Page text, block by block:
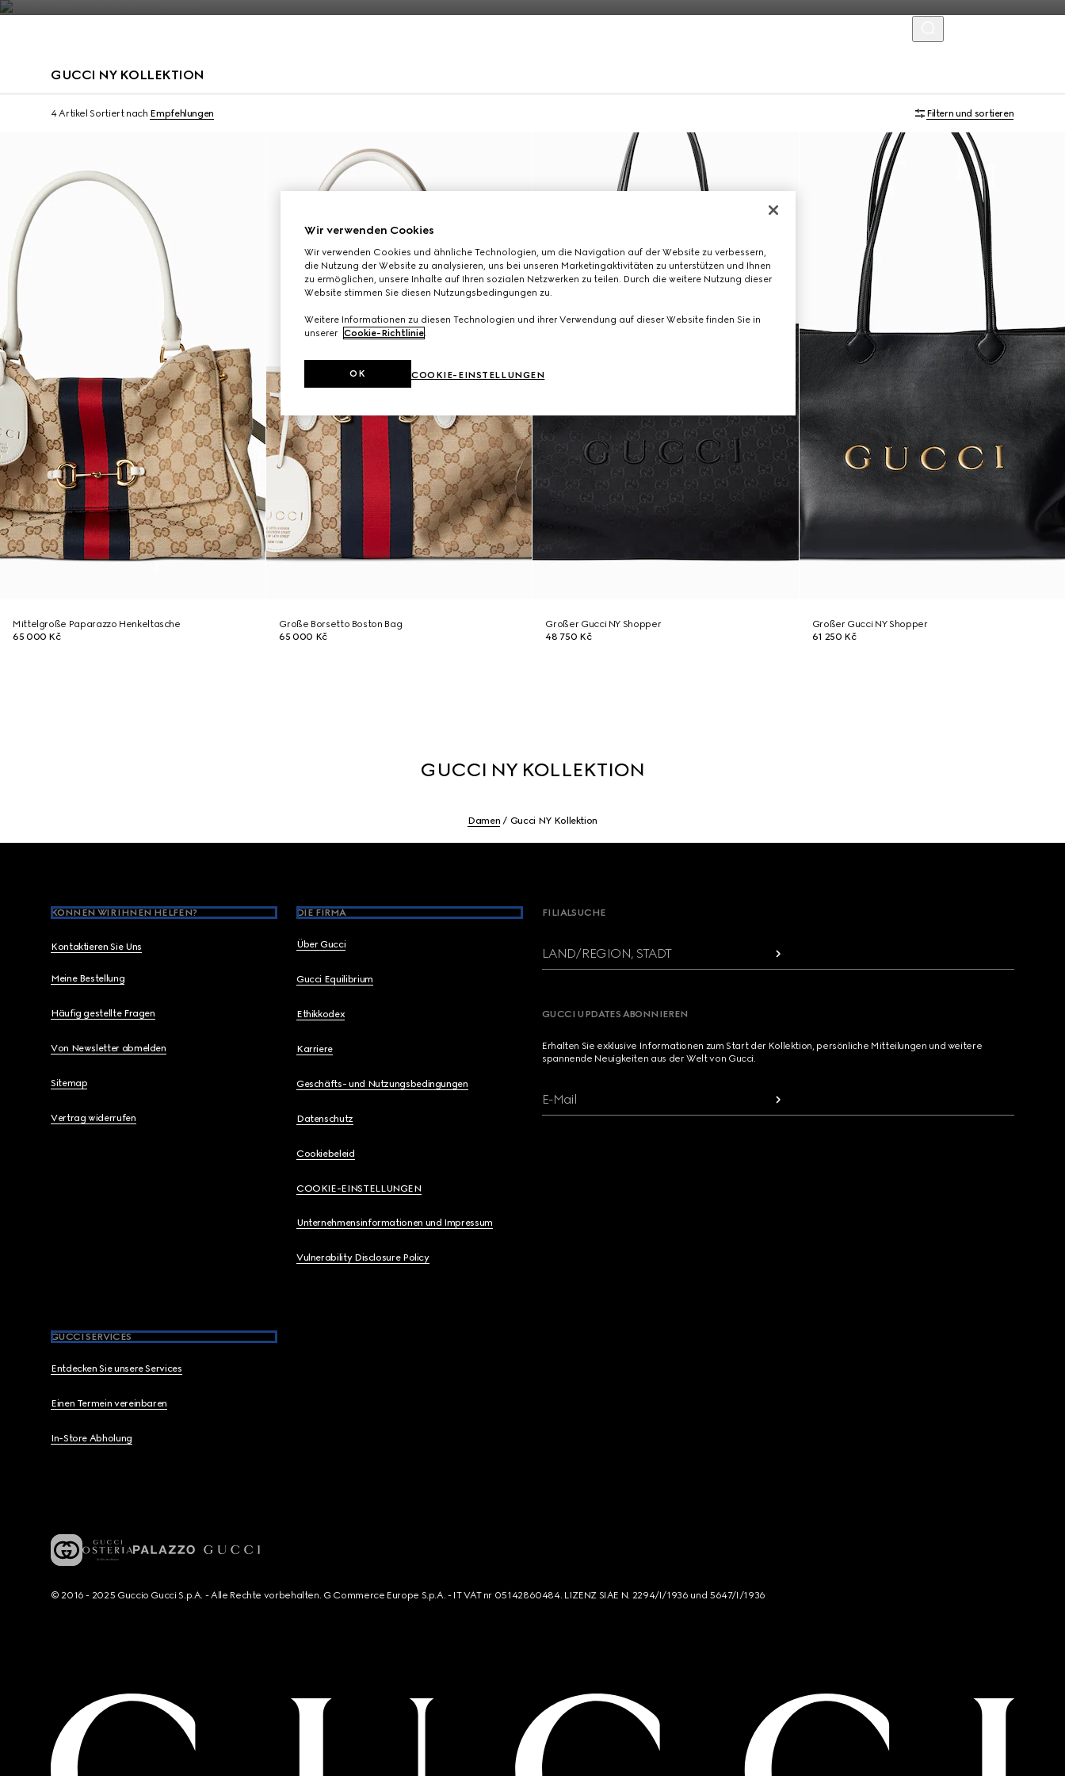
GUCCI NY KOLLEKTION
4 Artikel Sortiert nach Empfehlungen Filtern und sortieren
Limitierte Auflage
Mittelgroße Paparazzo Henkeltasche
65 000 Kč
Große Borsetto Boston Bag
65 000 Kč
Großer Gucci NY Shopper
48 750 Kč
Großer Gucci NY Shopper
61 250 Kč
GUCCI NY KOLLEKTION
Damen Gucci NY Kollektion
KÖNNEN WIR IHNEN HELFEN?
Kontaktieren Sie Uns
Meine Bestellung
Häufig gestellte Fragen
Von Newsletter abmelden
Sitemap
Vertrag widerrufen
DIE FIRMA
Über Gucci
Gucci Equilibrium
Ethikkodex
Karriere
Geschäfts- und Nutzungsbedingungen
Datenschutz
Cookiebeleid
COOKIE-EINSTELLUNGEN
Unternehmensinformationen und Impressum
Vulnerability Disclosure Policy
GUCCI SERVICES
Entdecken Sie unsere Services
Einen Termein vereinbaren
In-Store Abholung
FILIALSUCHE
LAND/REGION, STADT
GUCCI UPDATES ABONNIEREN
Erhalten Sie exklusive Informationen zum Start der Kollektion, persönliche Mitteilungen und weitere
spannende Neuigkeiten aus der Welt von Gucci.
E-Mail
© 2016 - 2025 Guccio Gucci S.p.A. - Alle Rechte vorbehalten. G Commerce Europe S.p.A. - IT VAT nr 05142860484. LIZENZ SIAE N. 2294/I/1936 und 5647/I/1936
Wir verwenden Cookies
Wir verwenden Cookies und ähnliche Technologien, um die Navigation auf der Website zu verbessern,
die Nutzung der Website zu analysieren, uns bei unseren Marketingaktivitäten zu unterstützen und Ihnen
zu ermöglichen, unsere Inhalte auf Ihren sozialen Netzwerken zu teilen. Durch die weitere Nutzung dieser
Website stimmen Sie diesen Nutzungsbedingungen zu.
Weitere Informationen zu diesen Technologien und ihrer Verwendung auf dieser Website finden Sie in
unserer Cookie-Richtlinie.
COOKIE-EINSTELLUNGEN
OK